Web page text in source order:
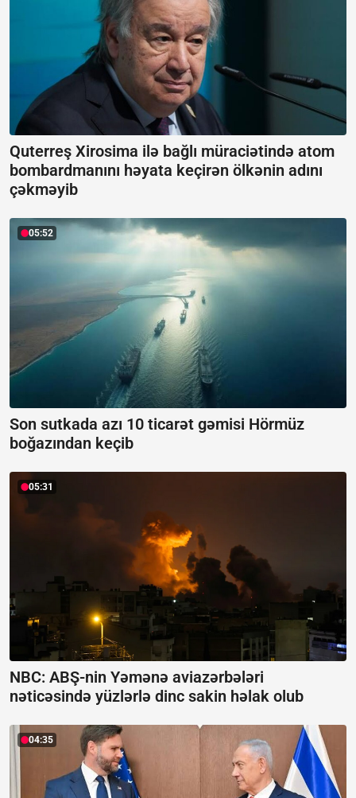
Quterreş Xirosima ilə bağlı müraciətində atom
bombardmanını həyata keçirən ölkənin adını
çəkməyib
05:52
Son sutkada azı 10 ticarət gəmisi Hörmüz
boğazından keçib
05:31
NBC: ABŞ-nin Yəmənə aviazərbələri
nəticəsində yüzlərlə dinc sakin həlak olub
04:35